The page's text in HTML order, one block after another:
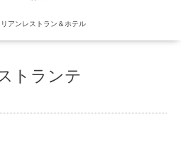
アンレストラン＆ホテル
トランテ